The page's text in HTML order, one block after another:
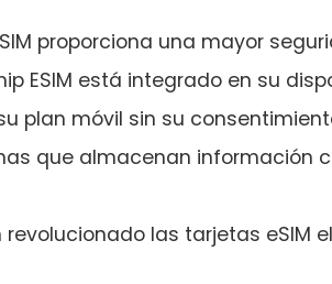
proporciona una mayor
ESIM está integrado en su
plan móvil sin su
que almacenan información
revolucionado las tarjetas eSIM